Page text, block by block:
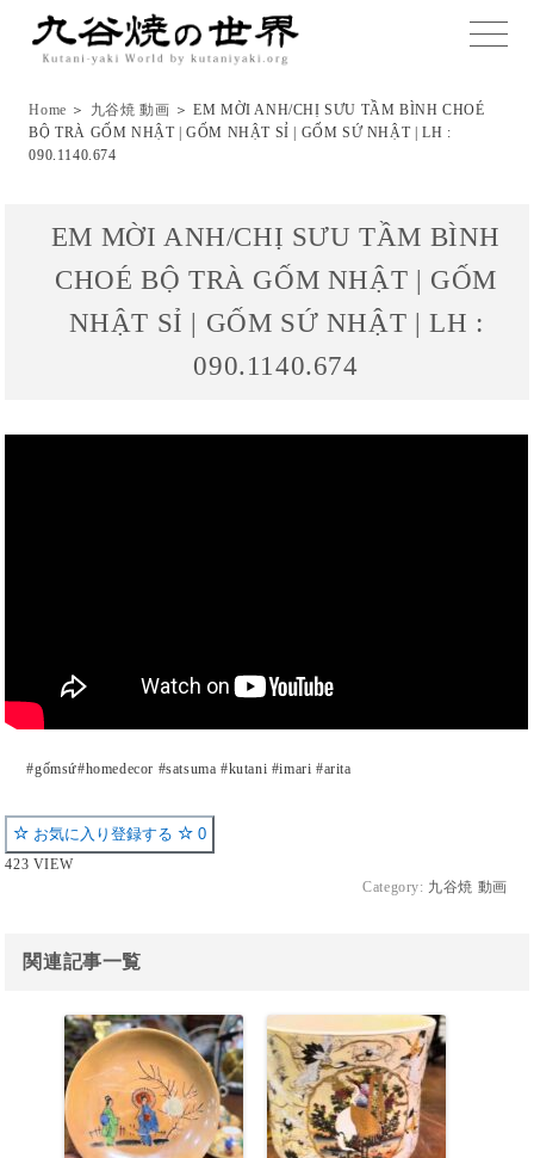
toggle
Home ＞ 九谷焼 動画 ＞ EM MỜI ANH/CHỊ SƯU TẦM BÌNH CHOÉ
BỘ TRÀ GỐM NHẬT | GỐM NHẬT SỈ | GỐM SỨ NHẬT | LH :
090.1140.674
EM MỜI ANH/CHỊ SƯU TẦM BÌNH
CHOÉ BỘ TRÀ GỐM NHẬT | GỐM
NHẬT SỈ | GỐM SỨ NHẬT | LH :
090.1140.674
#gốmsứ#homedecor #satsuma #kutani #imari #arita
お気に入り登録する 0
423 VIEW
Category: 九谷焼 動画
関連記事一覧